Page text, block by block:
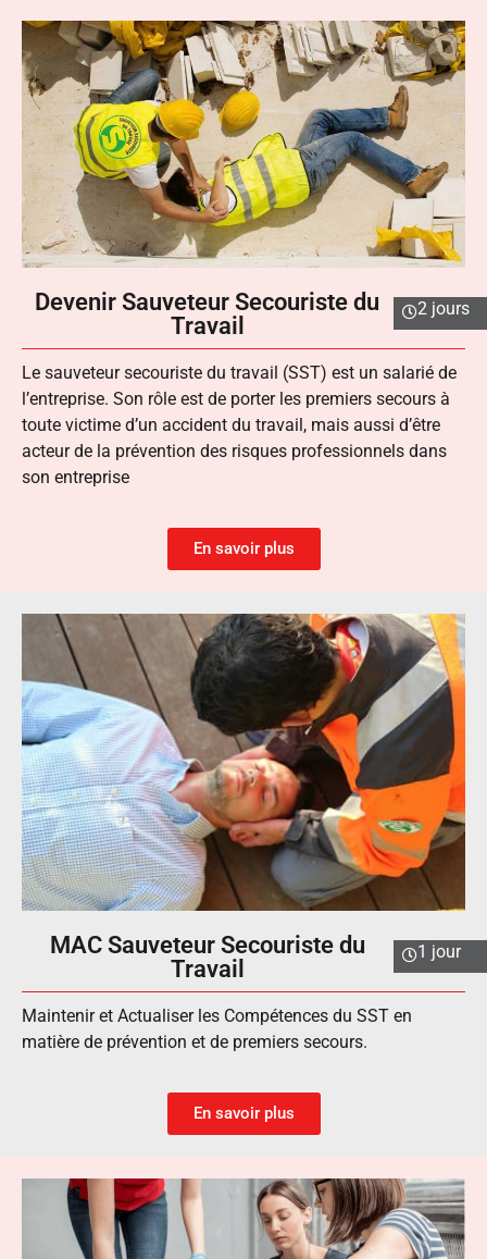
Devenir Sauveteur Secouriste du
Travail
2 jours
Le sauveteur secouriste du travail (SST) est un salarié de
l’entreprise. Son rôle est de porter les premiers secours à
toute victime d’un accident du travail, mais aussi d’être
acteur de la prévention des risques professionnels dans
son entreprise
En savoir plus
MAC Sauveteur Secouriste du
Travail​
1 jour
Maintenir et Actualiser les Compétences du SST en
matière de prévention et de premiers secours.
En savoir plus